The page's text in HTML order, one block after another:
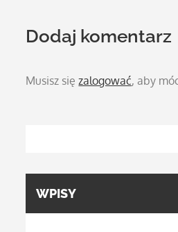
Dodaj komentarz
Musisz sięzalogować, aby
WPISY